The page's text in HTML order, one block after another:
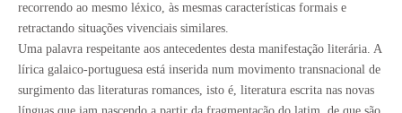
recorrendo ao mesmo léxico, às mesmas características formais e
retractando situações vivenciais similares.
Uma palavra respeitante aos antecedentes desta manifestação literária. A
lírica galaico-portuguesa está inserida num movimento transnacional de
surgimento das literaturas romances, isto é, literatura escrita nas novas